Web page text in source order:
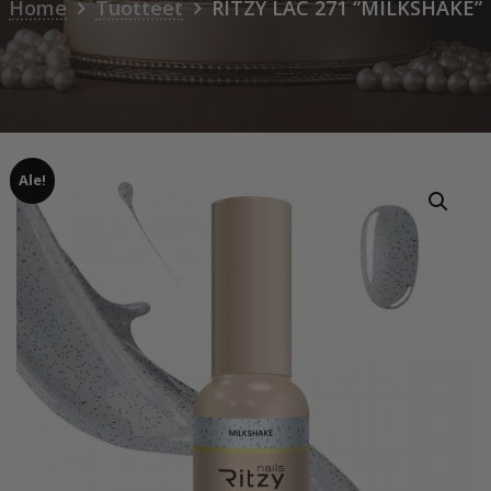
Home Tuotteet RITZY LAC 271 “MILKSHAKE”
Ale!